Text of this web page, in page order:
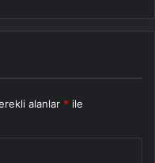
alanlar * ile